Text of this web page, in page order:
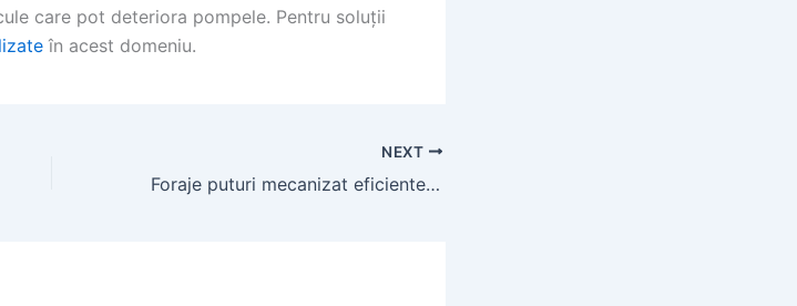
care pot deteriora pompele. Pentru soluții
în acest domeniu.
NEXT
Foraje puturi mecanizat eficiente și rapide